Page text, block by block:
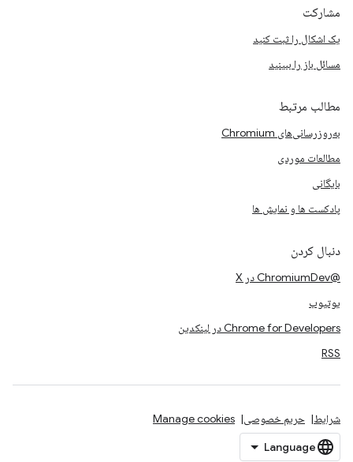
مشارکت
یک اشکال را ثبت کنید
مسائل باز را ببینید
مطالب مرتبط
به‌روزرسانی‌های Chromium
مطالعات موردی
بایگانی
پادکست ها و نمایش ها
دنبال کردن
@ChromiumDev در X
یوتیوب
Chrome for Developers در لینکدین
RSS
شرایط حریم خصوصی Manage cookies